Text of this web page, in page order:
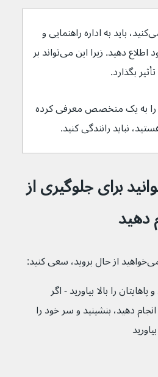
اگر به طور منظم غش می‌کنید، باید به اداره راهنمایی و
رانندگی محل زندگی خود اطلاع دهید. زیرا این می‌تواند بر
بگذارد.
به یک متخصص معرفی کرده
نباید رانندگی کنید.
که می‌توانید برای جلوگیری از
دهید
را بالا بیاورید - اگر
انجام دهید، بنشینید و سر خود را